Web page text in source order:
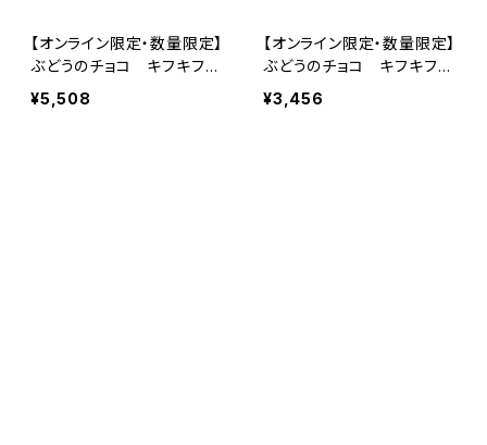
【オンライン限定・数量限定】
ぶどうのチョコ キフキフ
Kif-Kif ヴィンテージ 24
0g
¥5,508
【オンライン限定・数量限定】
ぶどうのチョコ キフキフ
12個入り
¥3,456